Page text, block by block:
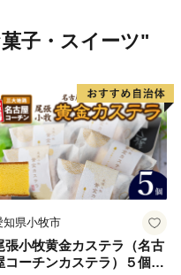
子・スイーツ"
知県小牧市
張小牧黄金カステラ（名古
コーチンカステラ）５個入